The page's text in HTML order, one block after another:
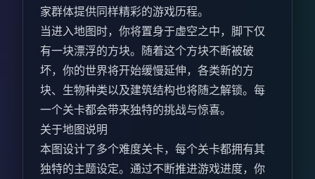
家群体提供同样精彩的游戏历程。
当进入地图时，你将置身于虚空之中，脚下仅
有一块漂浮的方块。随着这个方块不断被破
坏，你的世界将开始缓慢延伸，各类新的方
块、生物种类以及建筑结构也将随之解锁。每
一个关卡都会带来独特的挑战与惊喜。
关于地图说明
本图设计了多个难度关卡，每个关卡都拥有其
独特的主题设定。通过不断推进游戏进度，你